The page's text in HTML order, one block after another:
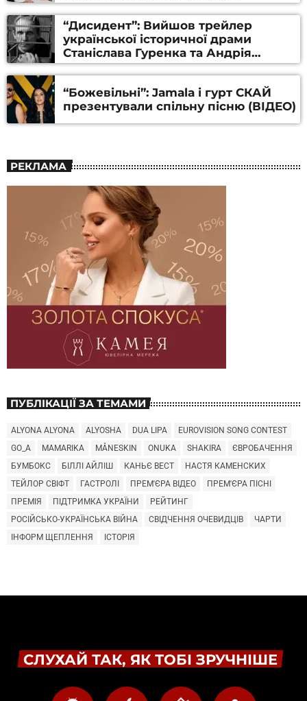
“Дисидент”: Вийшов трейлер
української історичної драми
Станіслава Гуренка та Андрія
Алфьорова (ВІДЕО)
“Божевільні”: Jamala і гурт СКАЙ
презентували спільну пісню (ВІДЕО)
РЕКЛАМА
ПУБЛІКАЦІЇ ЗА ТЕМАМИ
ALYONA ALYONA ALYOSHA DUA LIPA
EUROVISION SONG CONTEST
GO_A
MAMARIKA MÅNESKIN ONUKA SHAKIRA
ЄВРОБАЧЕННЯ
БУМБОКС
БІЛЛІ АЙЛІШ КАНЬЄ ВЕСТ
НАСТЯ КАМЕНСКИХ
ТЕЙЛОР СВІФТ
ГАСТРОЛІ ПРЕМ'ЄРА ВІДЕО
ПРЕМ'ЄРА ПІСНІ
ПРЕМІЯ
ПІДТРИМКА УКРАЇНИ
РЕЙТИНГ
РОСІЙСЬКО-УКРАЇНСЬКА ВІЙНА
СВІДЧЕННЯ ОЧЕВИДЦІВ
ЧАРТИ
ІНФОРМ ЩЕПЛЕННЯ
ІСТОРІЯ
СЛУХАЙ ТАК, ЯК ТОБІ ЗРУЧНІШЕ